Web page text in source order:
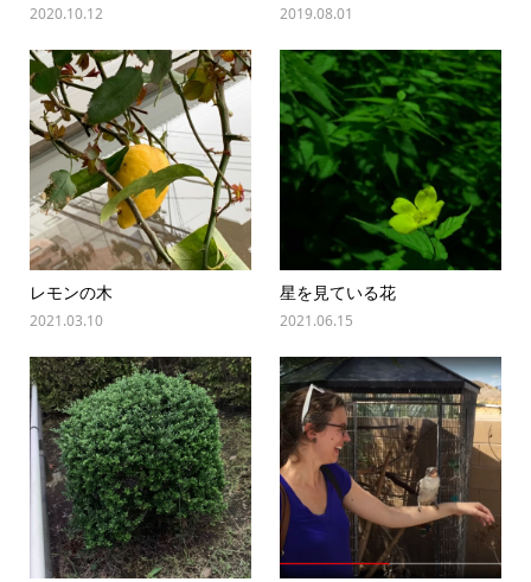
2020.10.12 2019.08.01
レモンの木
2021.03.10
星を見ている花
2021.06.15